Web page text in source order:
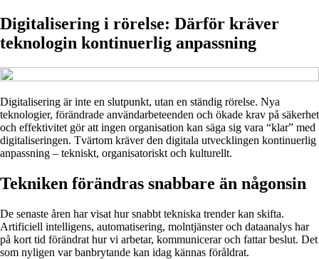
Digitalisering i rörelse: Därför kräver
teknologin kontinuerlig anpassning
Digitalisering är inte en slutpunkt, utan en ständig rörelse. Nya
teknologier, förändrade användarbeteenden och ökade krav på säkerhet
och effektivitet gör att ingen organisation kan säga sig vara “klar” med
digitaliseringen. Tvärtom kräver den digitala utvecklingen kontinuerlig
anpassning – tekniskt, organisatoriskt och kulturellt.
Tekniken förändras snabbare än någonsin
De senaste åren har visat hur snabbt tekniska trender kan skifta.
Artificiell intelligens, automatisering, molntjänster och dataanalys har
på kort tid förändrat hur vi arbetar, kommunicerar och fattar beslut. Det
som nyligen var banbrytande kan idag kännas föråldrat.